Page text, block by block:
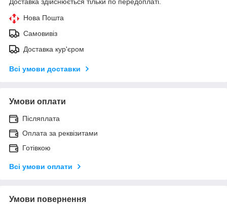
Нова Пошта
Самовивіз
Доставка кур'єром
Всі умови доставки
Умови оплати
Післяплата
Оплата за реквізитами
Готівкою
Всі умови оплати
Умови повернення